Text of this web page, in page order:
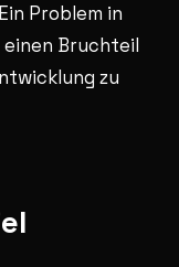
Problem in
Bruchteil
zu